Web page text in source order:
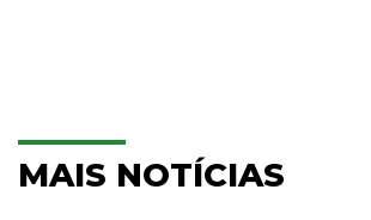
MAIS NOTÍCIAS